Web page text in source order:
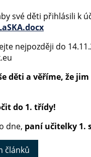
své děti přihlásili k
nejpozději do
děti a věříme, že
do 1. třídy!
dne, paníučitelky 1.
článků